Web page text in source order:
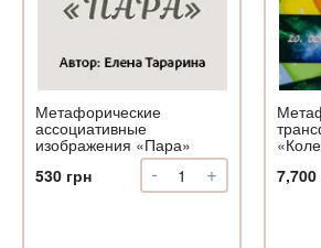
Метафорические
ассоциативные
изображения «Пара»
530 грн -
Количество
Метафорические
+
7,700